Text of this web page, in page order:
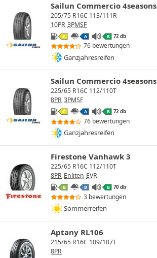
Sailun Commercio 4seasons
205/75 R16C 113/111R
10PR 3PMSF
C A B 72 db
76 bewertungen
Ganzjahresreifen
Sailun Commercio 4seasons
225/65 R16C 112/110T
8PR 3PMSF
C A B 72 db
76 bewertungen
Ganzjahresreifen
Firestone Vanhawk 3
225/65 R16C 112/110T
8PR Enliten EVR
B B B 70 db
3 bewertungen
Sommerreifen
Aptany RL106
215/65 R16C 109/107T
8PR